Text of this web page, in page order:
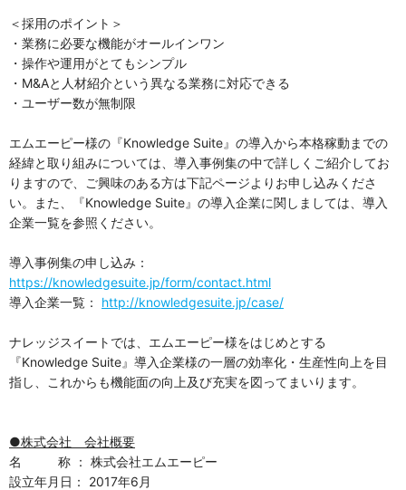
＜採用のポイント＞
・業務に必要な機能がオールインワン
・操作や運用がとてもシンプル
・M&Aと人材紹介という異なる業務に対応できる
・ユーザー数が無制限
エムエーピー様の『Knowledge Suite』の導入から本格稼動までの
経緯と取り組みについては、導入事例集の中で詳しくご紹介してお
りますので、ご興味のある方は下記ページよりお申し込みくださ
い。また、『Knowledge Suite』の導入企業に関しましては、導入
企業一覧を参照ください。
導入事例集の申し込み：
https://knowledgesuite.jp/form/contact.html
導入企業一覧： http://knowledgesuite.jp/case/
ナレッジスイートでは、エムエーピー様をはじめとする
『Knowledge Suite』導入企業様の一層の効率化・生産性向上を目
指し、これからも機能面の向上及び充実を図ってまいります。
●株式会社 会社概要
名 称 ： 株式会社エムエーピー
設立年月日： 2017年6月